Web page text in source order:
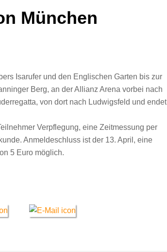
München
Isarufer und den Englischen Garten bis zur
Berg, an der Allianz Arena vorbei nach
von dort nach Ludwigsfeld und endet
Verpflegung, eine Zeitmessung per
Anmeldeschluss ist der 13. April, eine
5 Euro möglich.